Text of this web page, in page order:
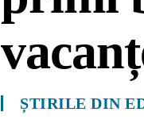
ȘTIRILE DIN